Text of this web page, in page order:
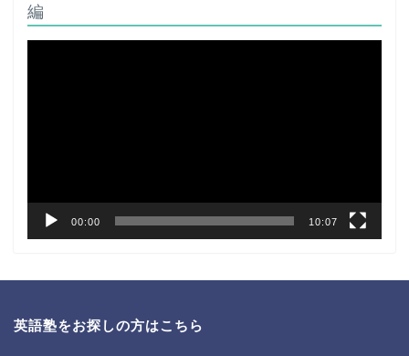
編
00:00 10:07
英語塾をお探しの方はこちら